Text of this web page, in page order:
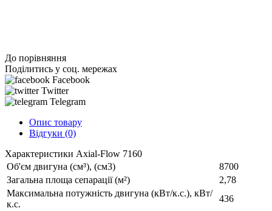
До порівняння
Поділитись у соц. мережах
Facebook
Twitter
Telegram
Опис товару
Відгуки (0)
Характеристики Axial-Flow 7160
Об'єм двигуна (см³), (см3)
8700
Загальна площа сепарації (м²)
2,78
Максимальна потужність двигуна (кВт/к.с.), кВт/
к.с.
436